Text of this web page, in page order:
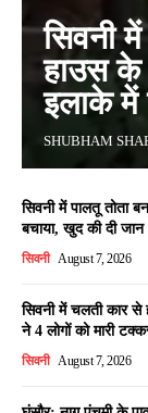
सिवनी
हाउस के
इलाके में
SHUBHAM
सिवनी में पालतू तोता
बचाया, खुद की दी जान
सिवनी August 7, 2026
सिवनी में चलती कार से
ने 4 लोगों को मारी
सिवनी August 7, 2026